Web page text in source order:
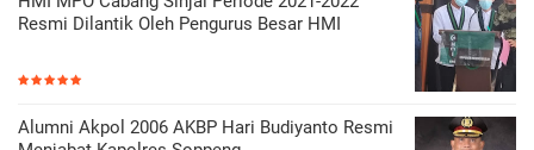
Resmi Dilantik Oleh Pengurus Besar HMI
Alumni Akpol 2006 AKBP Hari Budiyanto Resmi